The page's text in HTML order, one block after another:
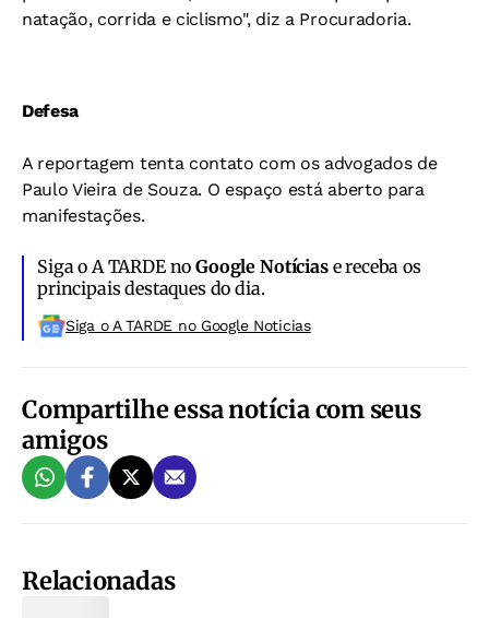
natação, corrida e ciclismo", diz a Procuradoria.
Defesa
A reportagem tenta contato com os advogados de
Paulo Vieira de Souza. O espaço está aberto para
manifestações.
Siga o A TARDE noGoogle Notíciase receba os
principais destaques do dia.
Siga o A TARDE no Google Noticias
Compartilhe essa notícia com seus
amigos
Relacionadas